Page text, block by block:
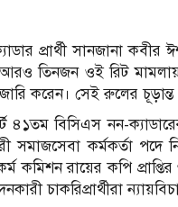
প্রার্থী সানজানা
আরও তিনজন ওই রিট
জারি করেন। সেই রুলের
বিসিএস নন-
সমাজসেবা কর্মকর্তা পদে
কমিশন রায়ের কপি
চাকরিপ্রার্থীরা